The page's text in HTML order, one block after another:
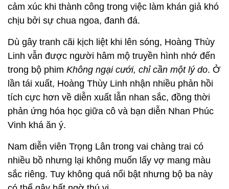
cảm xúc khi thành công trong việc làm khán giả khó
chịu bởi sự chua ngoa, đanh đá.
Dù gây tranh cãi kịch liệt khi lên sóng, Hoàng Thùy
Linh vẫn được người hâm mộ truyền hình nhớ đến
trong bộ phim Không ngại cưới, chỉ cần một lý do. Ở
lần tái xuất, Hoàng Thùy Linh nhận nhiều phản hồi
tích cực hơn về diễn xuất lẫn nhan sắc, đồng thời
phản ứng hóa học giữa cô và bạn diễn Nhan Phúc
Vinh khá ăn ý.
Nam diễn viên Trọng Lân trong vai chàng trai có
nhiều bồ nhưng lại không muốn lấy vợ mang màu
sắc riêng. Tuy không quá nổi bật nhưng bộ ba này